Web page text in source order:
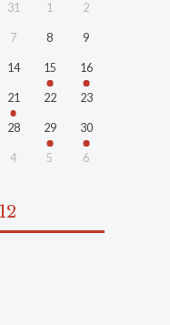
31 1 2
7 8 9
14 15 16
21 22 23
28 29 30
4 5 6